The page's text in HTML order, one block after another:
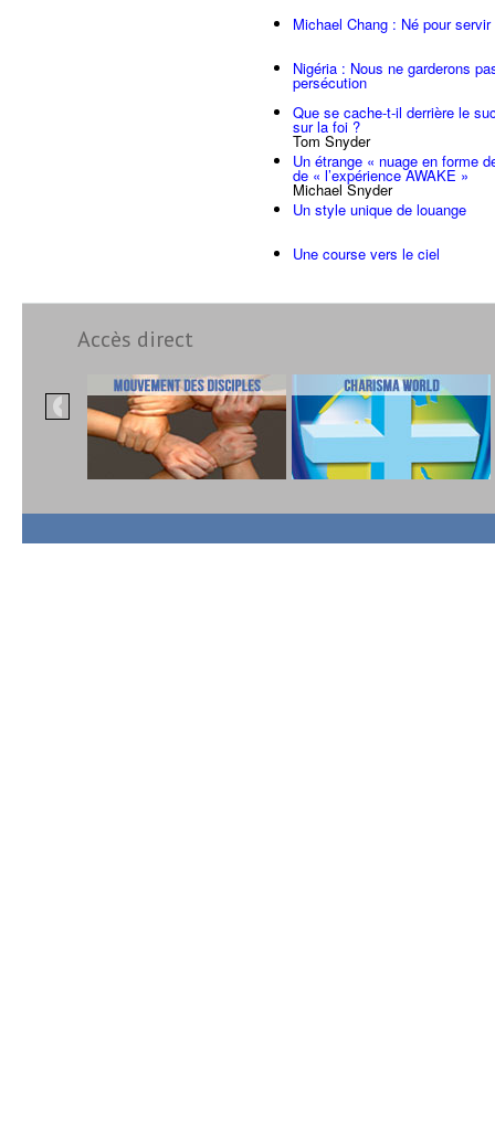
Michael Chang : Né pour servir
Nigéria : Nous ne garderons
persécution
Que se cache-t-il derrière le
sur la foi ?
Tom Snyder
Un étrange « nuage en forme
de « l’expérience AWAKE »
Michael Snyder
Un style unique de louange
Une course vers le ciel
Accès direct